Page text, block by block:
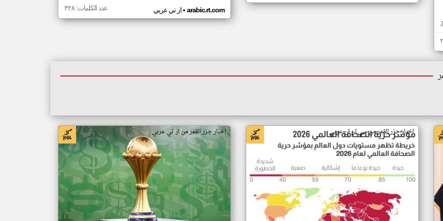
ار تي عربي• arabic.rt.com عدد الكلمات: ٣٢٨
اخبار جزر القمر من سي ان ان عربي اخبار جزر القمر من ار تي عربي